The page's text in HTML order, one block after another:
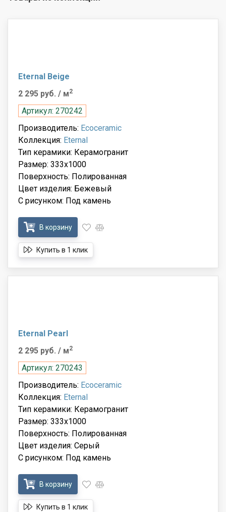
Eternal Beige
2 295 руб. / м2
Артикул: 270242
Производитель: Ecoceramic
Коллекция: Eternal
Тип керамики: Керамогранит
Размер: 333x1000
Поверхность: Полированная
Цвет изделия: Бежевый
С рисунком: Под камень
В корзину
Купить в 1 клик
Eternal Pearl
2 295 руб. / м2
Артикул: 270243
Производитель: Ecoceramic
Коллекция: Eternal
Тип керамики: Керамогранит
Размер: 333x1000
Поверхность: Полированная
Цвет изделия: Серый
С рисунком: Под камень
В корзину
Купить в 1 клик